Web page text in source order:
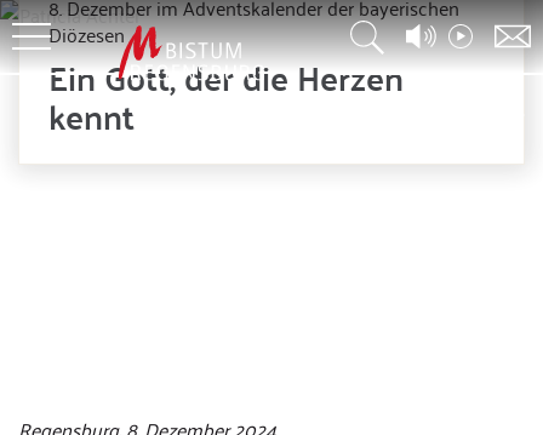
8. Dezember im Adventskalender der bayerischen
Diözesen
Ein Gott, der die Herzen
kennt